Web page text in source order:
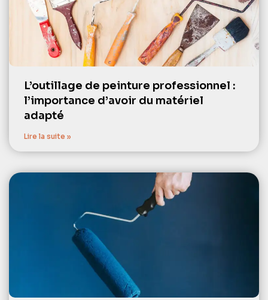
L’outillage de peinture professionnel :
l’importance d’avoir du matériel
adapté
Lire la suite »